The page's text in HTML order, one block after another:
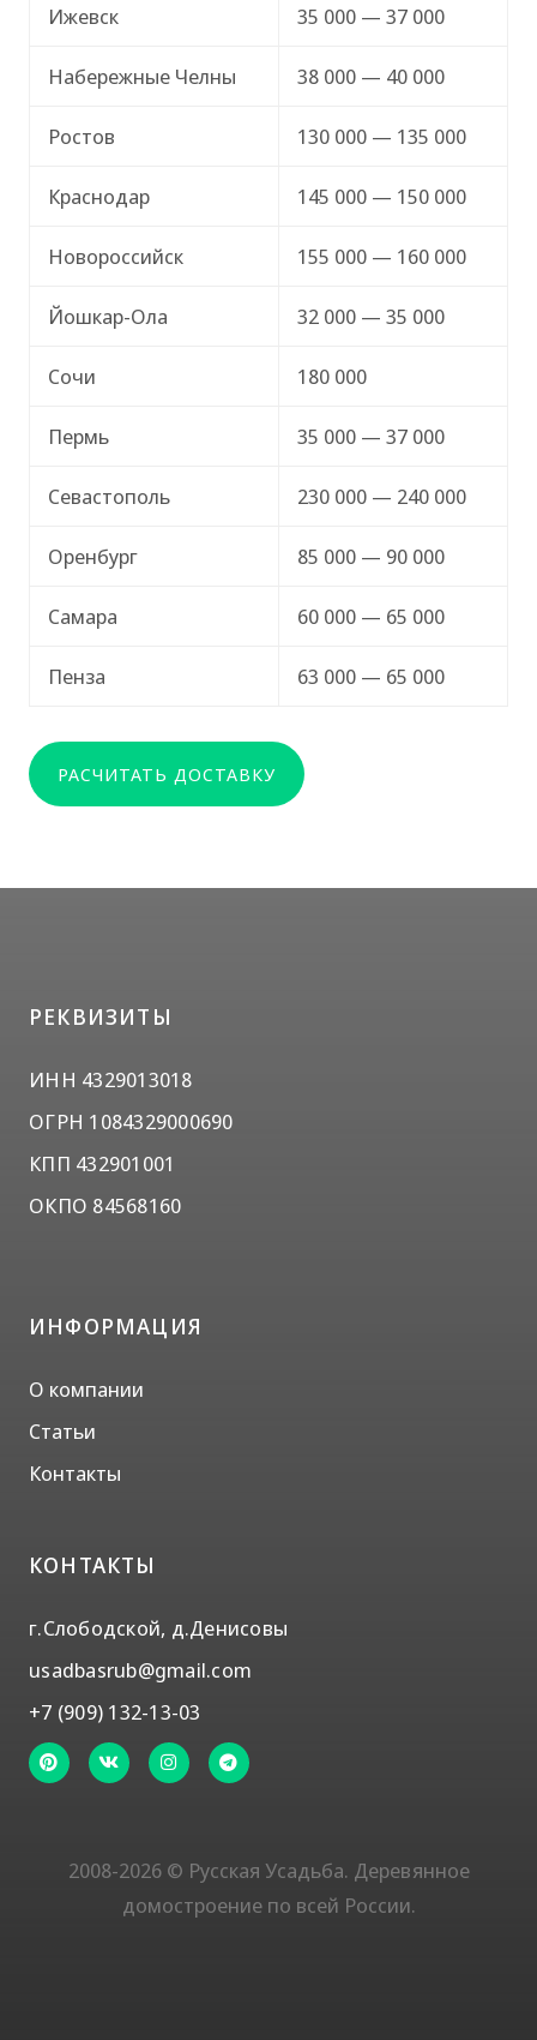
Ижевск 35 000 — 37 000
Набережные Челны 38 000 — 40 000
Ростов 130 000 — 135 000
Краснодар 145 000 — 150 000
Новороссийск 155 000 — 160 000
Йошкар-Ола 32 000 — 35 000
Сочи 180 000
Пермь 35 000 — 37 000
Севастополь 230 000 — 240 000
Оренбург 85 000 — 90 000
Самара 60 000 — 65 000
Пенза 63 000 — 65 000
РАСЧИТАТЬ ДОСТАВКУ
РЕКВИЗИТЫ
ИНН 4329013018
ОГРН 1084329000690
КПП 432901001
ОКПО 84568160
ИНФОРМАЦИЯ
О компании
Статьи
Контакты
КОНТАКТЫ
г.Слободской, д.Денисовы
usadbasrub@gmail.com
+7 (909) 132-13-03
2008-2026 © Русская Усадьба. Деревянное
домостроение по всей России.